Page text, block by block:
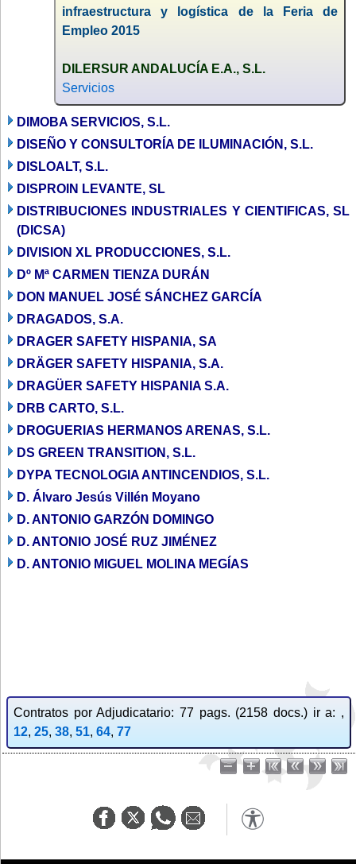
infraestructura y logística de la Feria de
Empleo 2015
DILERSUR ANDALUCÍA E.A., S.L.
Servicios
DIMOBA SERVICIOS, S.L.
DISEÑO Y CONSULTORÍA DE ILUMINACIÓN, S.L.
DISLOALT, S.L.
DISPROIN LEVANTE, SL
DISTRIBUCIONES INDUSTRIALES Y CIENTIFICAS, SL
(DICSA)
DIVISION XL PRODUCCIONES, S.L.
Dº Mª CARMEN TIENZA DURÁN
DON MANUEL JOSÉ SÁNCHEZ GARCÍA
DRAGADOS, S.A.
DRAGER SAFETY HISPANIA, SA
DRÄGER SAFETY HISPANIA, S.A.
DRAGÜER SAFETY HISPANIA S.A.
DRB CARTO, S.L.
DROGUERIAS HERMANOS ARENAS, S.L.
DS GREEN TRANSITION, S.L.
DYPA TECNOLOGIA ANTINCENDIOS, S.L.
D. Álvaro Jesús Villén Moyano
D. ANTONIO GARZÓN DOMINGO
D. ANTONIO JOSÉ RUZ JIMÉNEZ
D. ANTONIO MIGUEL MOLINA MEGÍAS
Contratos por Adjudicatario: 77 pags. (2158 docs.) ir a: ,
12, 25, 38, 51, 64, 77